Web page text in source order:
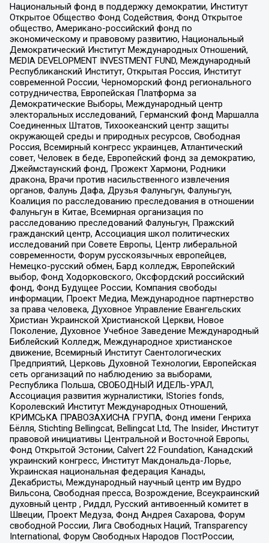
Национальный фонд в поддержку демократии, Институт
Открытое Общество Фонд Содействия, Фонд Открытое
общество, Американо-российский фонд по
экономическому и правовому развитию, Национальный
Демократический Институт Международных Отношений,
MEDIA DEVELOPMENT INVESTMENT FUND, Международный
Республиканский Институт, Открытая Россия, Институт
современной России, Черноморский фонд регионального
сотрудничества, Европейская Платформа за
Демократические Выборы, Международный центр
электоральных исследований, Германский фонд Маршалла
Соединенных Штатов, Тихоокеанский центр защиты
окружающей среды и природных ресурсов, Свободная
Россия, Всемирный конгресс украинцев, Атлантический
совет, Человек в беде, Европейский фонд за демократию,
Джеймстаунский фонд, Прожект Хармони, Родники
дракона, Врачи против насильственного извлечения
органов, Фалунь Дафа, Друзья Фалуньгун, Фалуньгун,
Коалиция по расследованию преследования в отношении
Фалуньгун в Китае, Всемирная организация по
расследованию преследований Фалуньгун, Пражский
гражданский центр, Ассоциация школ политических
исследований при Совете Европы, Центр либеральной
современности, Форум русскоязычных европейцев,
Немецко-русский обмен, Бард колледж, Европейский
выбор, Фонд Ходорковского, Оксфордский российский
фонд, Фонд Будущее России, Компания свободы
информации, Проект Медиа, Международное партнерство
за права человека, Духовное Управление Евангельских
Христиан Украинской Христианской Церкви, Новое
Поколение, Духовное Учебное Заведение Международный
Библейский Колледж, Международное христианское
движение, Всемирный Институт Саентологических
Предприятий, Церковь Духовной Технологии, Европейская
сеть организаций по наблюдению за выборами,
Республика Польша, СВОБОДНЫЙ ИДЕЛЬ-УРАЛ,
Ассоциация развития журналистики, IStories fonds,
Королевский Институт Международных Отношений,
КРИМСЬКА ПРАВОЗАХИСНА ГРУПА, Фонд имени Генриха
Бёлля, Stichting Bellingcat, Bellingcat Ltd, The Insider, Институт
правовой инициативы Центральной и Восточной Европы,
Фонд Открытой Эстонии, Calvert 22 Foundation, Канадский
украинский конгресс, Институт Макдональда-Лорье,
Украинская национальная федерация Канады,
Декабристы, Международный научный центр им Вудро
Вильсона, Свободная пресса, Возрождение, Всеукраинский
духовный центр , Риддл, Русский антивоенный комитет в
Швеции, Проект Медуза, Фонд Андрея Сахарова, Форум
свободной России, Лига Свободных Наций, Transparеncy
International, Форум Свободных Народов ПостРоссии,